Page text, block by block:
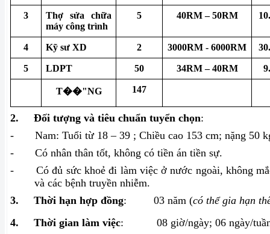
3
Thợ sửa chữa
máy công trình
5 40RM – 50RM
4 Kỹ sư XD 2 3000RM - 6000RM
5 LDPT 50 34RM – 40RM
T��"NG 147
2. Đối tượng và tiêu chuẩn tuyển chọn:
-
Nam: Tuổi từ 18 – 39 ; Chiều cao 153 cm; nặng 50
-
Có nhân thân tốt, không có tiền án tiền sự.
-
Có đủ sức khoẻ đi làm việc ở nước ngoài, không
và các bệnh truyền nhiễm.
3.
Thời hạn hợp đồng: 03 năm (có thể gia hạn
4.
Thời gian làm việc:
08 giờ/ngày; 06 ngày/